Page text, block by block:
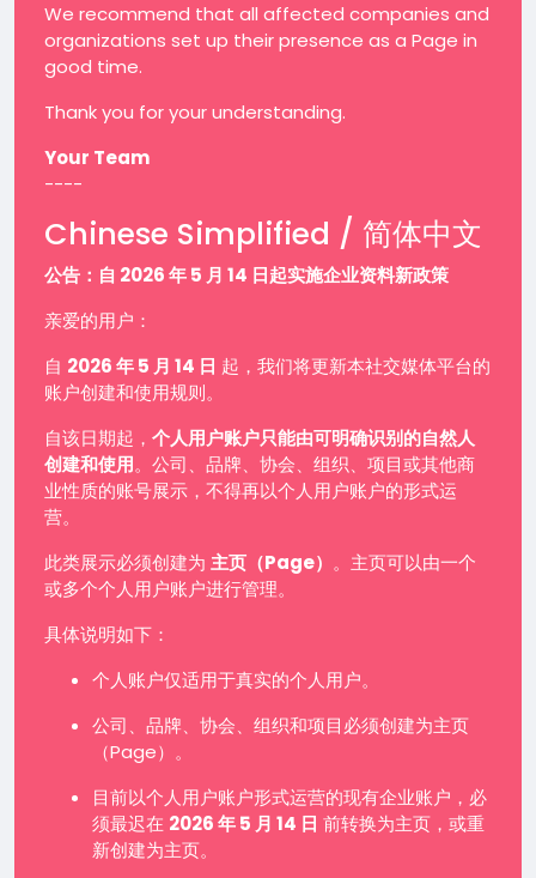
We recommend that all affected companies and
organizations set up their presence as a Page in
good time.
Thank you for your understanding.
Your Team
----
Chinese Simplified / 简体中文
公告：自 2026 年 5 月 14 日起实施企业资料新政策
亲爱的用户：
自 2026 年 5 月 14 日 起，我们将更新本社交媒体平台的
账户创建和使用规则。
自该日期起， 个人用户账户只能由可明确识别的自然人
创建和使用。公司、品牌、协会、组织、项目或其他商
业性质的账号展示，不得再以个人用户账户的形式运
营。
此类展示必须创建为 主页（Page） 。主页可以由一个
或多个个人用户账户进行管理。
具体说明如下：
个人账户仅适用于真实的个人用户。
公司、品牌、协会、组织和项目必须创建为主页
（Page）。
目前以个人用户账户形式运营的现有企业账户，必
须最迟在 2026 年 5 月 14 日 前转换为主页，或重
新创建为主页。